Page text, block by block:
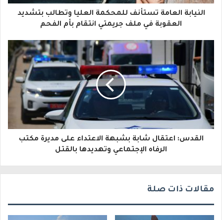
ا
إ
ك
ت
ر
و
النيابة العامة تستأنف للمحكمة العليا وتطالب بتشديد
العقوبة في ملف جريمتي انتقام بأم الفحم
القدس: اعتقال شابة بشبهة الاعتداء على مديرة مكتب
الرفاه الإجتماعي وتهديدها بالقتل
مقالات ذات صلة